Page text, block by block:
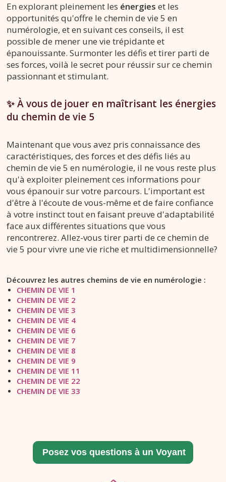
En explorant pleinement les énergies et les
opportunités qu'offre le chemin de vie 5 en
numérologie, et en suivant ces conseils, il est
possible de mener une vie trépidante et
épanouissante. Surmonter les défis et tirer parti de
ses forces, voilà le secret pour réussir sur ce chemin
passionnant et stimulant.
✨ À vous de jouer en maîtrisant les énergies
du chemin de vie 5
Maintenant que vous avez pris connaissance des
caractéristiques, des forces et des défis liés au
chemin de vie 5 en numérologie, il ne vous reste plus
qu'à exploiter pleinement ces informations pour
vous épanouir sur votre parcours. L'important est
d'être à l'écoute de vous-même et de faire confiance
à votre instinct tout en faisant preuve d'adaptabilité
face aux différentes situations que vous
rencontrerez. Allez-vous tirer parti de ce chemin de
vie 5 pour vivre une vie riche et multidimensionnelle?
Découvrez les autres chemins de vie en numérologie :
CHEMIN DE VIE 1
CHEMIN DE VIE 2
CHEMIN DE VIE 3
CHEMIN DE VIE 4
CHEMIN DE VIE 6
CHEMIN DE VIE 7
CHEMIN DE VIE 8
CHEMIN DE VIE 9
CHEMIN DE VIE 11
CHEMIN DE VIE 22
CHEMIN DE VIE 33